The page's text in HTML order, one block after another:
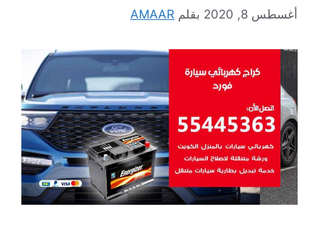
أغسطس 8, 2020 بقلم AMAAR